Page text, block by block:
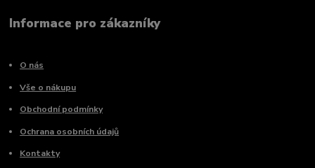
Informace pro zákazníky
O nás
Vše o nákupu
Obchodní podmínky
Ochrana osobních údajů
Kontakty